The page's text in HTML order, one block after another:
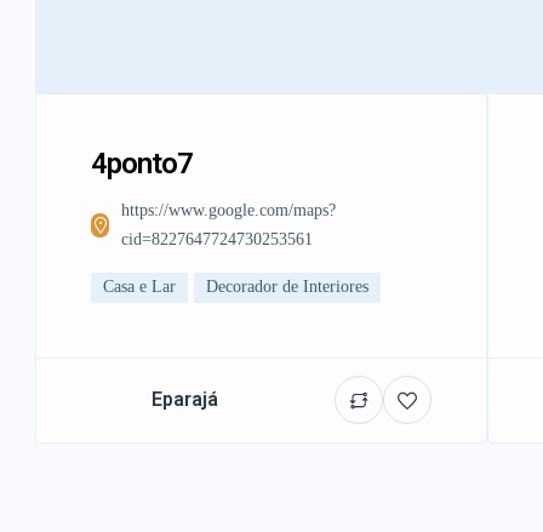
4ponto7
https://www.google.com/maps?
cid=8227647724730253561
Casa e Lar Decorador de Interiores
Eparajá